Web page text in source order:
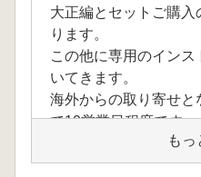
大正編とセットご購
ります。
この他に専用のイン
いてきます。
海外からの取り寄せと
で10営業日程度です。
→DVDは販売終了、
もっ